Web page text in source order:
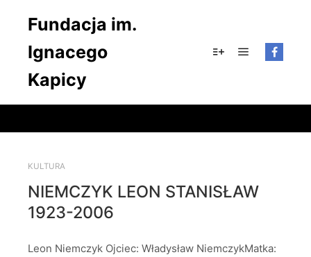
Fundacja im.
Ignacego
Kapicy
KULTURA
NIEMCZYK LEON STANISŁAW
1923-2006
Leon Niemczyk Ojciec: Władysław NiemczykMatka: